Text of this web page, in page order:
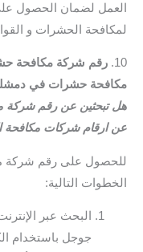
العمل لضمان الحصول
لمكافحة الحشرات و
10. رقم شركة مكافحة
مكافحة حشرات في
هل تبحثين عن رقم شركة
عن ارقام شركات
للحصول على رقم شركة
الخطوات التالية:
البحث عبر
جوجل باستخدام